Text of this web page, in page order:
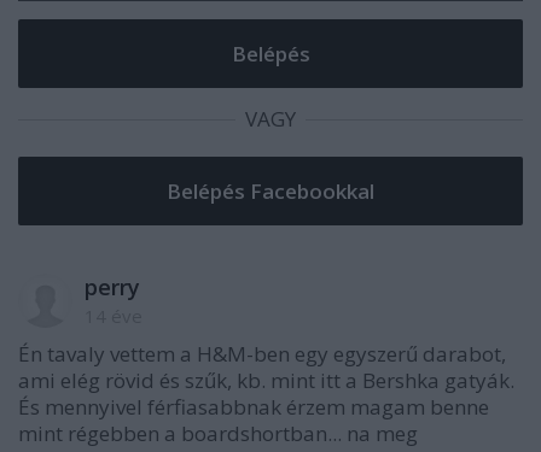
VAGY
perry
Én tavaly vettem a H&M-ben egy egyszerű darabot,
ami elég rövid és szűk, kb. mint itt a Bershka gatyák.
És mennyivel férfiasabbnak érzem magam benne
mint régebben a boardshortban... na meg